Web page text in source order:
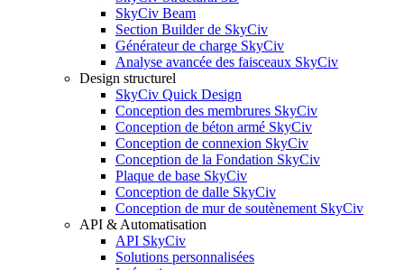
SkyCiv Beam
Section Builder de SkyCiv
Générateur de charge SkyCiv
Analyse avancée des faisceaux SkyCiv
Design structurel
SkyCiv Quick Design
Conception des membrures SkyCiv
Conception de béton armé SkyCiv
Conception de connexion SkyCiv
Conception de la Fondation SkyCiv
Plaque de base SkyCiv
Conception de dalle SkyCiv
Conception de mur de soutènement SkyCiv
API & Automatisation
API SkyCiv
Solutions personnalisées